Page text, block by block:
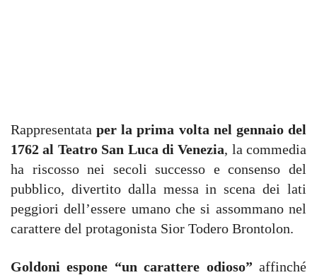
Rappresentataper la prima volta nel gennaio del
1762 al Teatro San Luca di Venezia, la commedia
ha riscosso nei secoli successo e consenso del
pubblico, divertito dalla messa in scena dei lati
peggiori dell’essere umano che si assommano nel
carattere del protagonista Sior Todero Brontolon.
Goldoni espone “un carattere odioso” affinché